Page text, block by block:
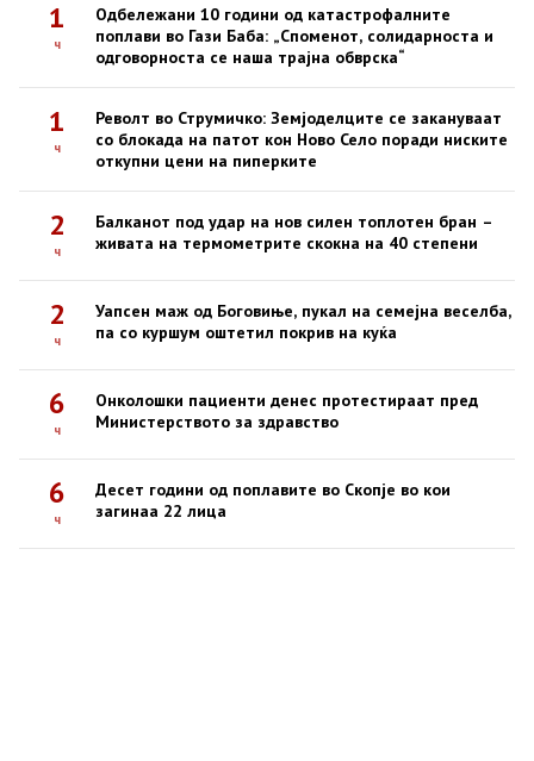
1
ч
Одбележани 10 години од катастрофалните
поплави во Гази Баба: „Споменот, солидарноста и
одговорноста се наша трајна обврска“
1
ч
Револт во Струмичко: Земјоделците се закануваат
со блокада на патот кон Ново Село поради ниските
откупни цени на пиперките
2
ч
Балканот под удар на нов силен топлотен бран –
живата на термометрите скокна на 40 степени
2
ч
Уапсен маж од Боговиње, пукал на семејна веселба,
па со куршум оштетил покрив на куќа
6
ч
Онколошки пациенти денес протестираат пред
Министерството за здравство
6
ч
Десет години од поплавите во Скопје во кои
загинаа 22 лица